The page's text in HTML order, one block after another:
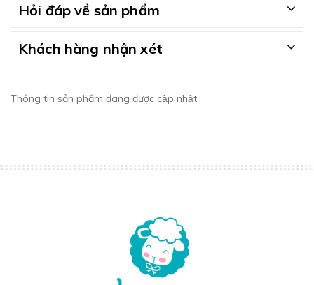
Hỏi đáp về sản phẩm
Khách hàng nhận xét
Thông tin sản phẩm đang được cập nhật